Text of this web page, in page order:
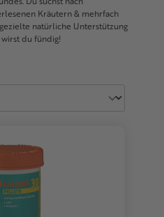
Kräutern & mehrfach
natürliche Unterstützung
wirst du fündig!